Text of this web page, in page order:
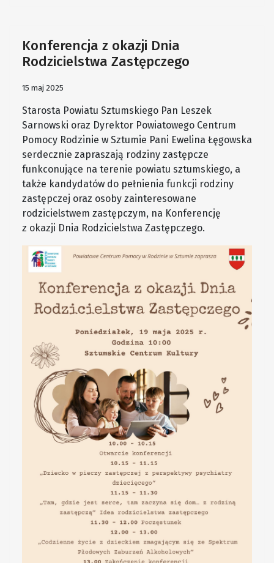
Konferencja z okazji Dnia
Rodzicielstwa Zastępczego
15 maj 2025
Starosta Powiatu Sztumskiego Pan Leszek
Sarnowski oraz Dyrektor Powiatowego Centrum
Pomocy Rodzinie w Sztumie Pani Ewelina Łęgowska
serdecznie zapraszają rodziny zastępcze
funkconujące na terenie powiatu sztumskiego, a
także kandydatów do pełnienia funkcji rodziny
zastępczej oraz osoby zainteresowane
rodzicielstwem zastępczym, na Konferencję
z okazji Dnia Rodzicielstwa Zastępczego.